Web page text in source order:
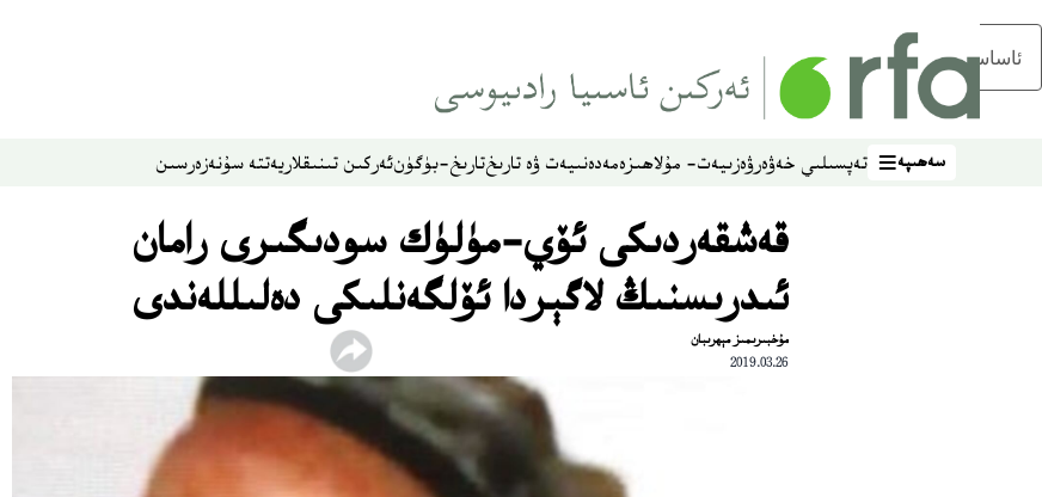
ئاساسلىق مەزمۇنغا ئاتلاڭ
سەھىپە
سەھىپە تەپسىلىي خەۋەرۋەزىيەت- مۇلاھىزەمەدەنىيەت ۋە تارىختارىخ-بۈگۈنئەركىن تىنىقلاريەتتە سۇنەزەرسىن
قەشقەردىكى ئۆي-مۈلۈك سودىگىرى رامان
ئىدرىسنىڭ لاگېردا ئۆلگەنلىكى دەلىللەندى
مۇخبىرىمىز مېھرىبان
2019.03.26